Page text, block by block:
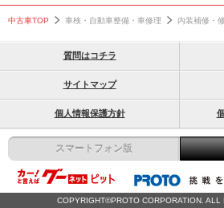
中古車TOP 車検・自動車整備・車修理 内装補修・
質問はコチラ
サイトマップ
個人情報保護方針
スマートフォン版
COPYRIGHT©PROTO CORPORATION. ALL